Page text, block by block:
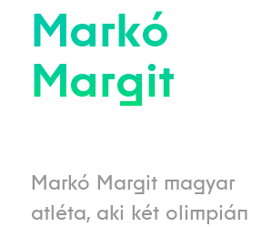
Markó
Margit
Markó Margit magyar
atléta, aki két olimpián